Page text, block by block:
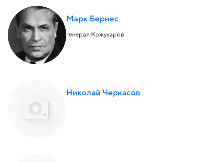
Марк Бернес
генерал Кожухаров
Николай Черкасов